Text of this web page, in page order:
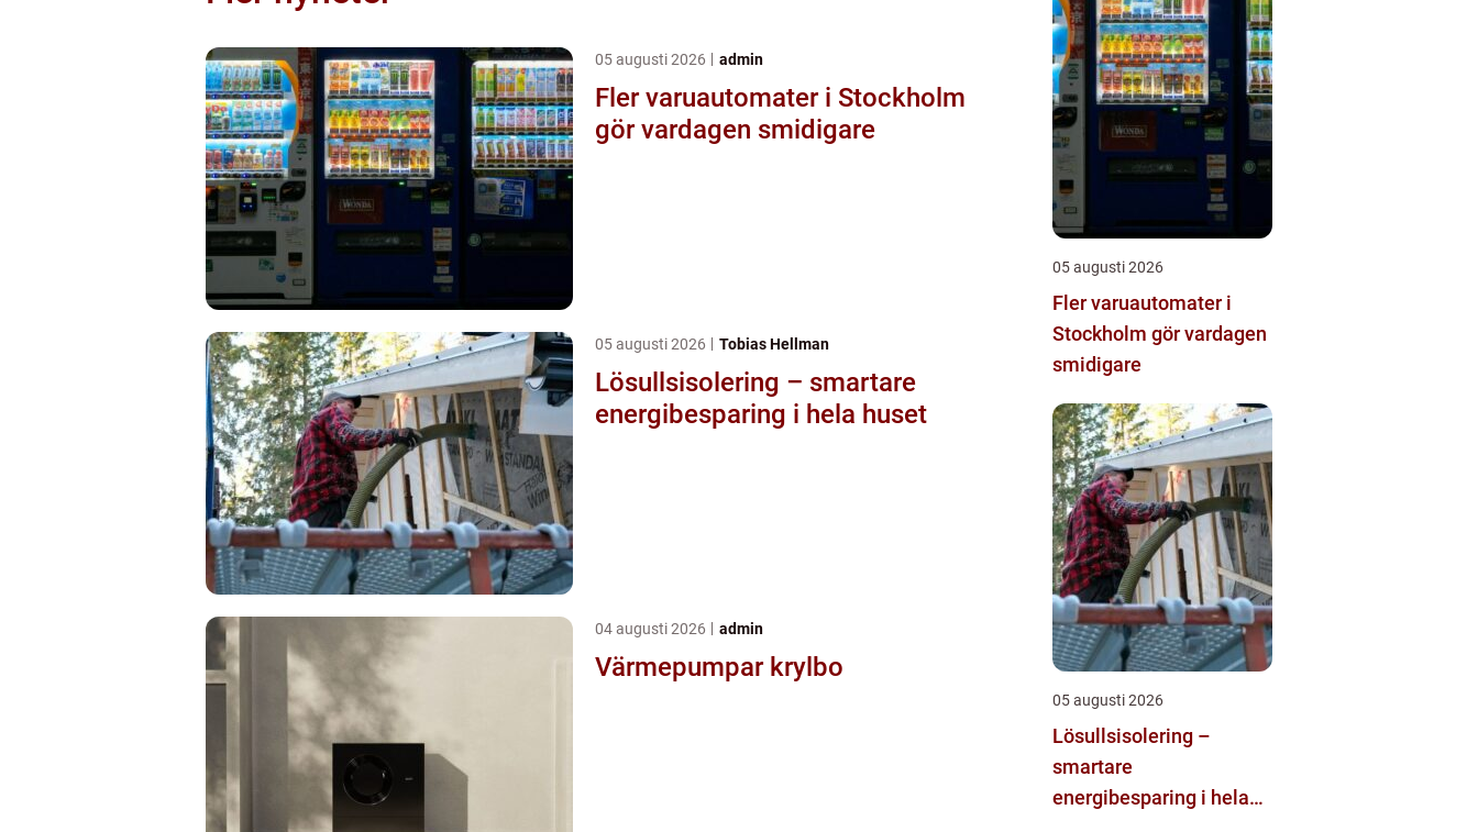
05 augusti 2026 admin
Fler varuautomater i Stockholm
gör vardagen smidigare
05 augusti 2026 Tobias Hellman
Lösullsisolering – smartare
energibesparing i hela huset
04 augusti 2026 admin
Värmepumpar krylbo
05 augusti 2026
Fler varuautomater i
Stockholm gör vardagen
smidigare
05 augusti 2026
Lösullsisolering –
smartare
energibesparing i hela